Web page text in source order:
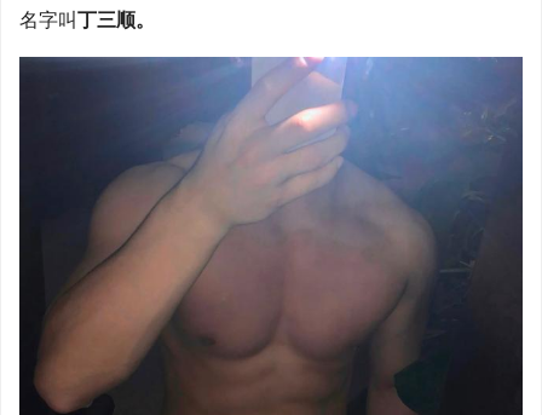
名字叫丁三顺。